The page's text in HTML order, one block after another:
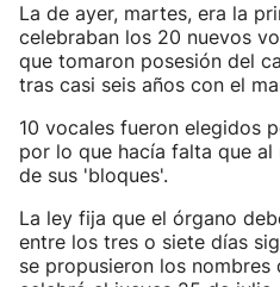
La de ayer, martes, era la
celebraban los 20 nuevos
que tomaron posesión del
tras casi seis años con el
10 vocales fueron elegidos
por lo que hacía falta que
de sus 'bloques'.
La ley fija que el órgano
entre los tres o siete días
se propusieron los